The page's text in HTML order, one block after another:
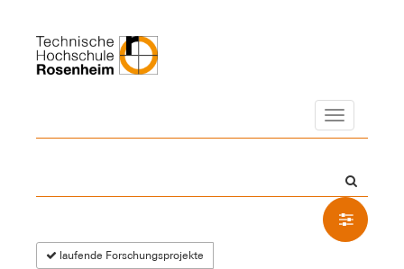
Navigation
laufende Forschungsprojekte